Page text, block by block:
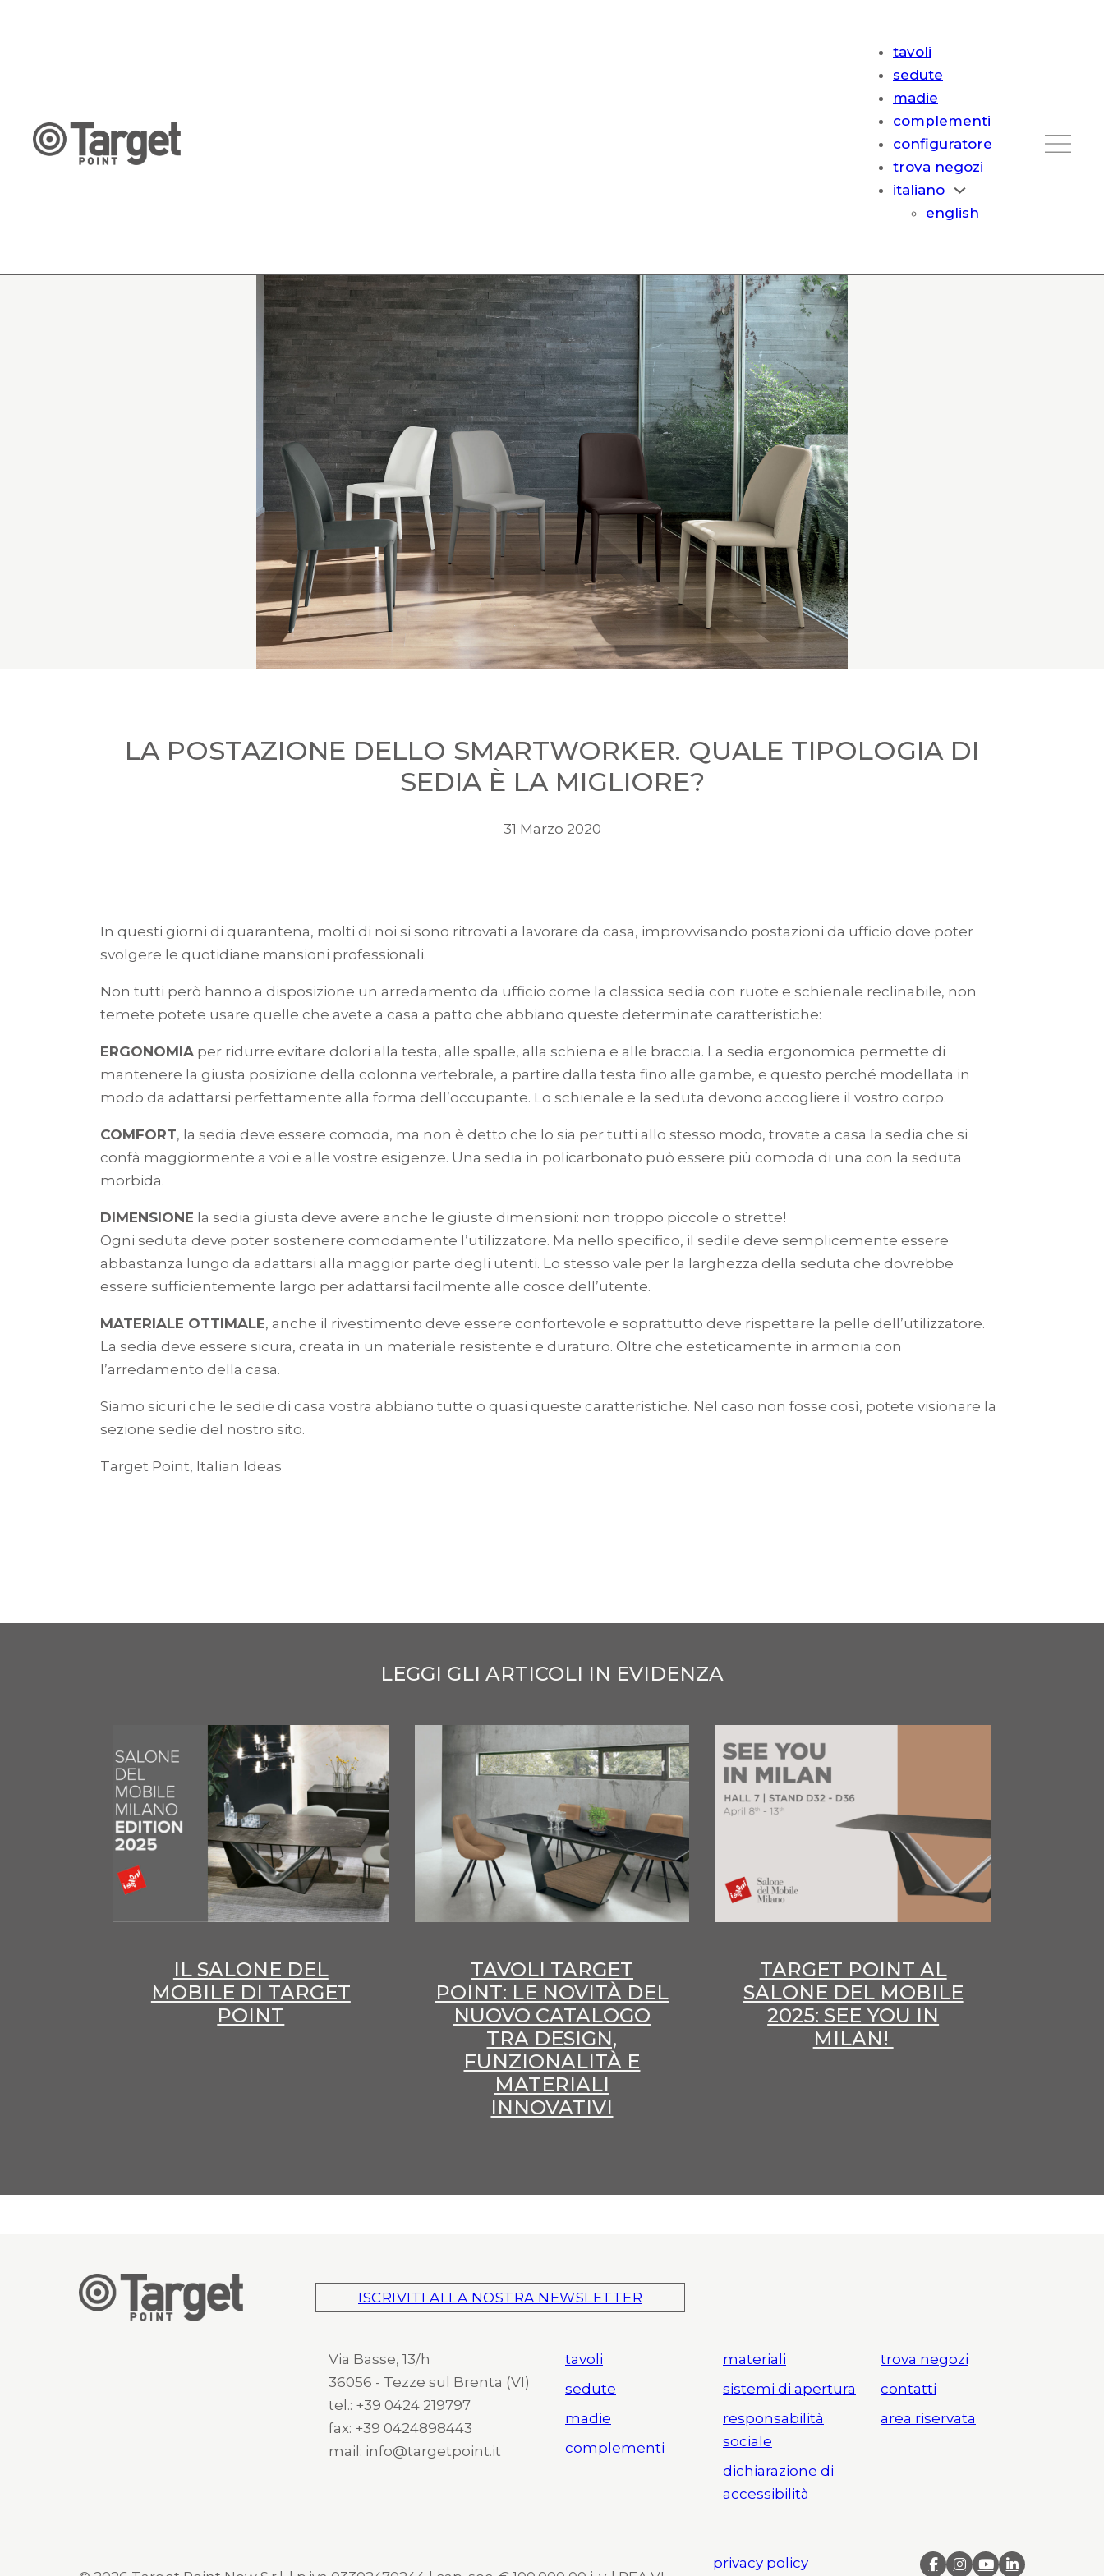
tavoli
sedute
madie
complementi
configuratore
trova negozi
italiano
english
LA POSTAZIONE DELLO SMARTWORKER. QUALE TIPOLOGIA DI
SEDIA È LA MIGLIORE?
31 Marzo 2020
In questi giorni di quarantena, molti di noi si sono ritrovati a lavorare da casa, improvvisando postazioni da ufficio dove poter
svolgere le quotidiane mansioni professionali.
Non tutti però hanno a disposizione un arredamento da ufficio come la classica sedia con ruote e schienale reclinabile, non
temete potete usare quelle che avete a casa a patto che abbiano queste determinate caratteristiche:
ERGONOMIA per ridurre evitare dolori alla testa, alle spalle, alla schiena e alle braccia. La sedia ergonomica permette di
mantenere la giusta posizione della colonna vertebrale, a partire dalla testa fino alle gambe, e questo perché modellata in
modo da adattarsi perfettamente alla forma dell’occupante. Lo schienale e la seduta devono accogliere il vostro corpo.
COMFORT, la sedia deve essere comoda, ma non è detto che lo sia per tutti allo stesso modo, trovate a casa la sedia che si
confà maggiormente a voi e alle vostre esigenze. Una sedia in policarbonato può essere più comoda di una con la seduta
morbida.
DIMENSIONE la sedia giusta deve avere anche le giuste dimensioni: non troppo piccole o strette!
Ogni seduta deve poter sostenere comodamente l’utilizzatore. Ma nello specifico, il sedile deve semplicemente essere
abbastanza lungo da adattarsi alla maggior parte degli utenti. Lo stesso vale per la larghezza della seduta che dovrebbe
essere sufficientemente largo per adattarsi facilmente alle cosce dell’utente.
MATERIALE OTTIMALE, anche il rivestimento deve essere confortevole e soprattutto deve rispettare la pelle dell’utilizzatore.
La sedia deve essere sicura, creata in un materiale resistente e duraturo. Oltre che esteticamente in armonia con
l’arredamento della casa.
Siamo sicuri che le sedie di casa vostra abbiano tutte o quasi queste caratteristiche. Nel caso non fosse così, potete visionare la
sezione sedie del nostro sito.
Target Point, Italian Ideas
LEGGI GLI ARTICOLI IN EVIDENZA
IL SALONE DEL
MOBILE DI TARGET
POINT
TAVOLI TARGET
POINT: LE NOVITÀ DEL
NUOVO CATALOGO
TRA DESIGN,
FUNZIONALITÀ E
MATERIALI
INNOVATIVI
TARGET POINT AL
SALONE DEL MOBILE
2025: SEE YOU IN
MILAN!
ISCRIVITI ALLA NOSTRA NEWSLETTER
Via Basse, 13/h
36056 - Tezze sul Brenta (VI)
tel.: +39 0424 219797
fax: +39 0424898443
mail: info@targetpoint.it
tavoli
sedute
madie
complementi
materiali
sistemi di apertura
responsabilità
sociale
dichiarazione di
accessibilità
trova negozi
contatti
area riservata
privacy policy